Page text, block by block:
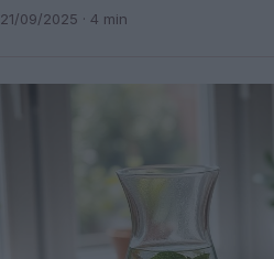
21/09/2025 · 4 min